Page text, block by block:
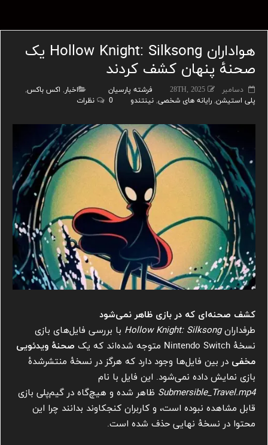
هواداران Hollow Knight: Silksong یک
صحنهٔ پنهان کشف کردند
دسامبر 28TH, 2025 فرشته پارسیان اخبار, اکس باکس,
پلی استیشن, رایانه های شخصی, نینتندو 0 نظرات
کشف صحنه‌ای که در بازی ظاهر نمی‌شود
طرفدارانHollow Knight: Silksong با بررسی فایل‌های بازی
نسخهٔ Nintendo Switch متوجه شده‌اند که یک
صحنهٔ ویدئویی
مخفی در بین فایل‌ها وجود دارد که هرگز در نسخهٔ منتشرشدهٔ
بازی نمایش داده نمی‌شود. این فایل با نام
Submersible_Travel.mp4 ظاهر شده و هیچ‌گاه در گیم‌پلی بازی
قابل مشاهده نبوده است، و کاربران کنجکاوند بدانند چرا این
محتوا در نسخهٔ نهایی حذف شده است.